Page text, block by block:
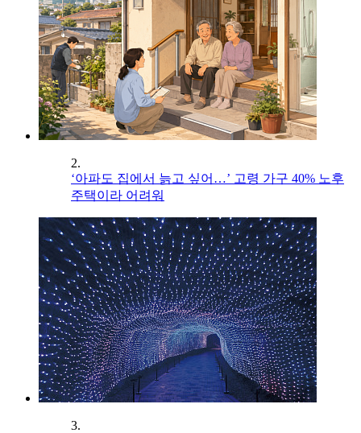
2.
‘아파도 집에서 늙고 싶어…’ 고령 가구 40% 노후
주택이라 어려워
3.